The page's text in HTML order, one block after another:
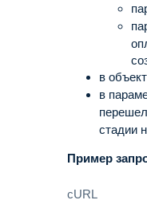
в
в
стадии
Пример
cURL